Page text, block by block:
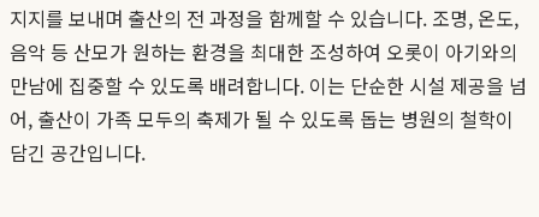
지지를 보내며 출산의 전 과정을 함께할 수 있습니다. 조명, 온도,
음악 등 산모가 원하는 환경을 최대한 조성하여 오롯이 아기와의
만남에 집중할 수 있도록 배려합니다. 이는 단순한 시설 제공을 넘
어, 출산이 가족 모두의 축제가 될 수 있도록 돕는 병원의 철학이
담긴 공간입니다.